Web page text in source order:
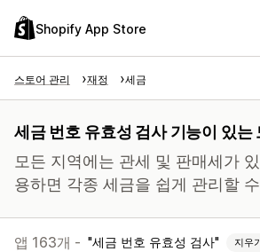
Shopify App Store
스토어 관리 재정 세금
세금 번호 유효성 검사 기능이 있는
모든 지역에는 관세 및 판매세가
용하면 각종 세금을 쉽게 관리할
앱 163개 - 세금 번호 유효성 검사 지우